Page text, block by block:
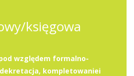
księgowa
względem formalno-
kompletowaniei